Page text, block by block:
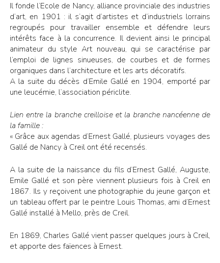
Il fonde l’Ecole de Nancy, alliance provinciale des industries
d’art, en 1901 : il s’agit d’artistes et d’industriels lorrains
regroupés pour travailler ensemble et défendre leurs
intérêts face à la concurrence. Il devient ainsi le principal
animateur du style Art nouveau, qui se caractérise par
l’emploi de lignes sinueuses, de courbes et de formes
organiques dans l’architecture et les arts décoratifs.
A la suite du décès d’Emile Gallé en 1904, emporté par
une leucémie, l’association périclite.
Lien entre la branche creilloise et la branche nancéenne de
la famille :
« Grâce aux agendas d’Ernest Gallé, plusieurs voyages des
Gallé de Nancy à Creil ont été recensés.
A la suite de la naissance du fils d’Ernest Gallé, Auguste,
Emile Gallé et son père viennent plusieurs fois à Creil en
1867. Ils y reçoivent une photographie du jeune garçon et
un tableau offert par le peintre Louis Thomas, ami d’Ernest
Gallé installé à Mello, près de Creil.
En 1869, Charles Gallé vient passer quelques jours à Creil,
et apporte des faïences à Ernest.